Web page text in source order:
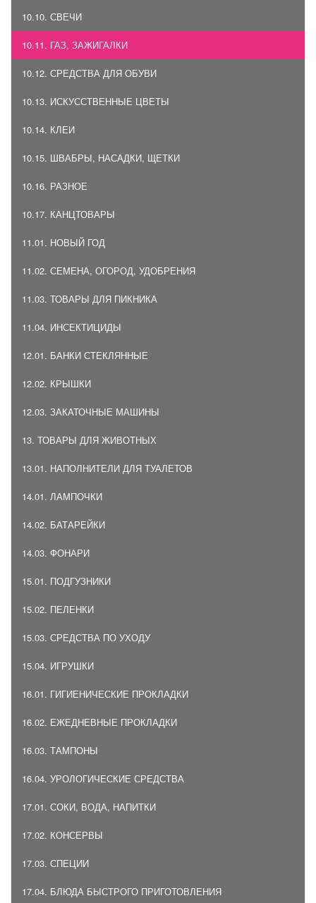
10.10. СВЕЧИ
10.11. ГАЗ, ЗАЖИГАЛКИ
10.12. СРЕДСТВА ДЛЯ ОБУВИ
10.13. ИСКУССТВЕННЫЕ ЦВЕТЫ
10.14. КЛЕИ
10.15. ШВАБРЫ, НАСАДКИ, ЩЕТКИ
10.16. РАЗНОЕ
10.17. КАНЦТОВАРЫ
11.01. НОВЫЙ ГОД
11.02. СЕМЕНА, ОГОРОД, УДОБРЕНИЯ
11.03. ТОВАРЫ ДЛЯ ПИКНИКА
11.04. ИНСЕКТИЦИДЫ
12.01. БАНКИ СТЕКЛЯННЫЕ
12.02. КРЫШКИ
12.03. ЗАКАТОЧНЫЕ МАШИНЫ
13. ТОВАРЫ ДЛЯ ЖИВОТНЫХ
13.01. НАПОЛНИТЕЛИ ДЛЯ ТУАЛЕТОВ
14.01. ЛАМПОЧКИ
14.02. БАТАРЕЙКИ
14.03. ФОНАРИ
15.01. ПОДГУЗНИКИ
15.02. ПЕЛЕНКИ
15.03. СРЕДСТВА ПО УХОДУ
15.04. ИГРУШКИ
16.01. ГИГИЕНИЧЕСКИЕ ПРОКЛАДКИ
16.02. ЕЖЕДНЕВНЫЕ ПРОКЛАДКИ
16.03. ТАМПОНЫ
16.04. УРОЛОГИЧЕСКИЕ СРЕДСТВА
17.01. СОКИ, ВОДА, НАПИТКИ
17.02. КОНСЕРВЫ
17.03. СПЕЦИИ
17.04. БЛЮДА БЫСТРОГО ПРИГОТОВЛЕНИЯ